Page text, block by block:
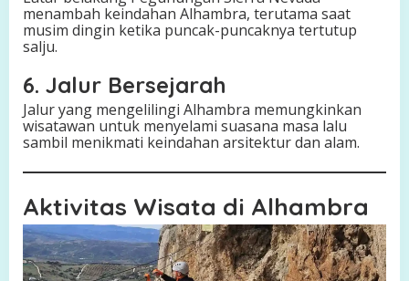
menambah keindahan Alhambra, terutama saat
musim dingin ketika puncak-puncaknya tertutup
salju.
6. Jalur Bersejarah
Jalur yang mengelilingi Alhambra memungkinkan
wisatawan untuk menyelami suasana masa lalu
sambil menikmati keindahan arsitektur dan alam.
Aktivitas Wisata di Alhambra